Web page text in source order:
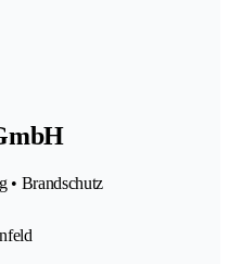
• Brandschutz